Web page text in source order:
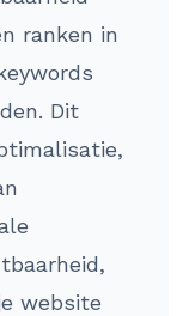
ranken in
Dit
website